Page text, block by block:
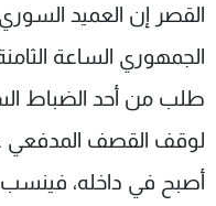
القصر إن العميد
طلب من أحد الضباط
لوقف القصف المدفعي
أصبح في داخله، فينسب